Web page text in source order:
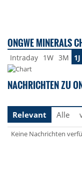
ONGWE MINERALS
Intraday 1W 3M 1J
NACHRICHTEN ZU
Relevant
Alle
Keine Nachrichten